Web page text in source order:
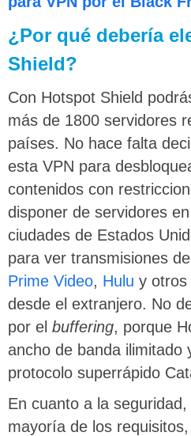
¿Por qué debería
Shield?
Con Hotspot Shield
más de 1800 servidores
países. No hace falta
esta VPN para
contenidos con
disponer de servidores
ciudades de Estados
para ver transmisiones
Prime Video, Hulu y otros
desde el extranjero. No
por el buffering, porque
ancho de banda ilimitado
protocolo superrápido
En cuanto a la
mayoría de los